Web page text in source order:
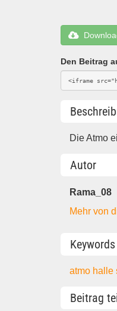
Den Beitrag
Die Atmo
Autor
Rama_08
Mehr von
Keywords
atmo
Beitrag